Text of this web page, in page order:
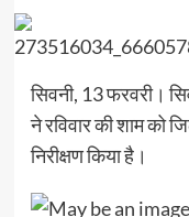
सिवनी, 13 फरवरी।
ने रविवार की शाम को
निरीक्षण किया है।